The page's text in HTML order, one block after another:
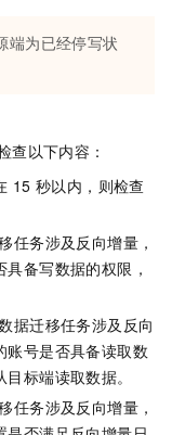
端为已经停写状
查以下内容：
15 秒以内，则检查
任务涉及反向增量，
备写数据的权限，
据迁移任务涉及反向
账号是否具备读取数
标端读取数据。
任务涉及反向增量，